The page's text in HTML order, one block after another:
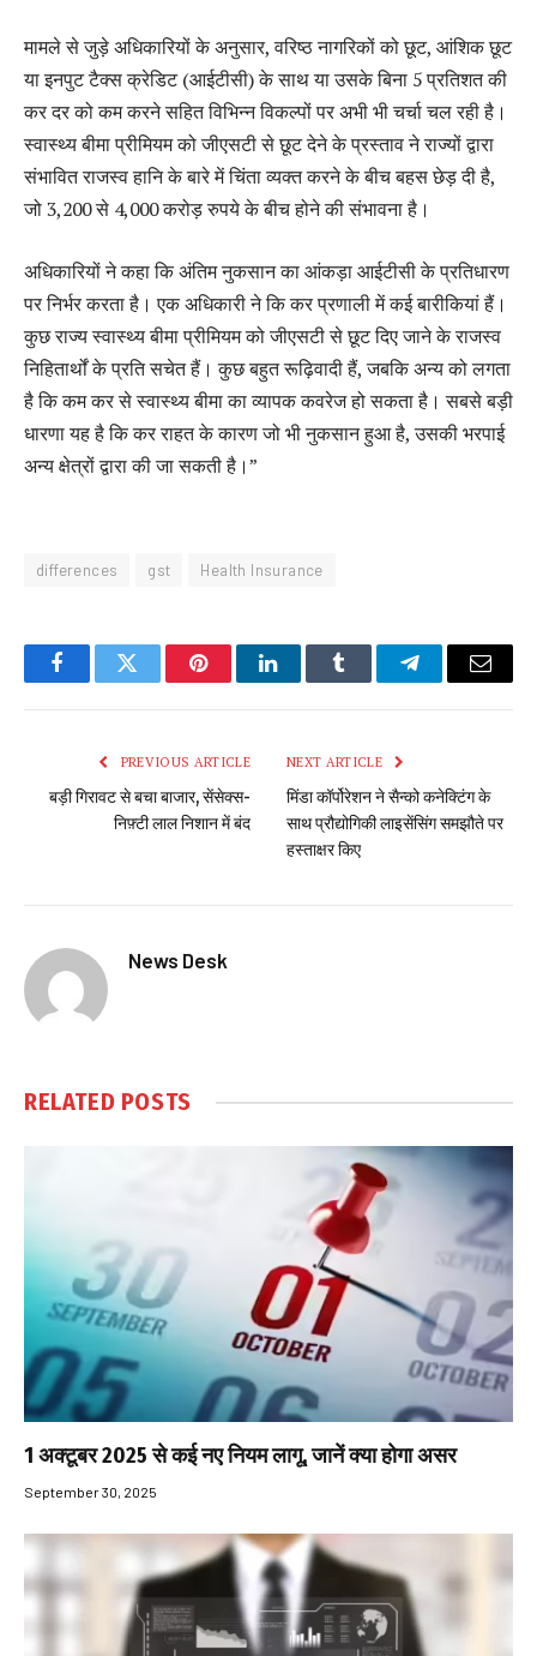
मामले से जुड़े अधिकारियों के अनुसार, वरिष्ठ नागरिकों को छूट, आंशिक छूट
या इनपुट टैक्स क्रेडिट (आईटीसी) के साथ या उसके बिना 5 प्रतिशत की
कर दर को कम करने सहित विभिन्न विकल्पों पर अभी भी चर्चा चल रही है।
स्वास्थ्य बीमा प्रीमियम को जीएसटी से छूट देने के प्रस्ताव ने राज्यों द्वारा
संभावित राजस्व हानि के बारे में चिंता व्यक्त करने के बीच बहस छेड़ दी है,
जो 3,200 से 4,000 करोड़ रुपये के बीच होने की संभावना है।
अधिकारियों ने कहा कि अंतिम नुकसान का आंकड़ा आईटीसी के प्रतिधारण
पर निर्भर करता है। एक अधिकारी ने कि कर प्रणाली में कई बारीकियां हैं।
कुछ राज्य स्वास्थ्य बीमा प्रीमियम को जीएसटी से छूट दिए जाने के राजस्व
निहितार्थों के प्रति सचेत हैं। कुछ बहुत रूढ़िवादी हैं, जबकि अन्य को लगता
है कि कम कर से स्वास्थ्य बीमा का व्यापक कवरेज हो सकता है। सबसे बड़ी
धारणा यह है कि कर राहत के कारण जो भी नुकसान हुआ है, उसकी भरपाई
अन्य क्षेत्रों द्वारा की जा सकती है।”
differences gst Health Insurance
FacebookTwitter PinterestLinkedInTumblr TelegramEmail
PREVIOUS ARTICLE
बड़ी गिरावट से बचा बाजार, सेंसेक्स-
निफ़्टी लाल निशान में बंद
NEXT ARTICLE
मिंडा कॉर्पोरेशन ने सैन्को कनेक्टिंग के
साथ प्रौद्योगिकी लाइसेंसिंग समझौते पर
हस्ताक्षर किए
News Desk
RELATED POSTS
1 अक्टूबर 2025 से कई नए नियम लागू, जानें क्या होगा असर
September 30, 2025